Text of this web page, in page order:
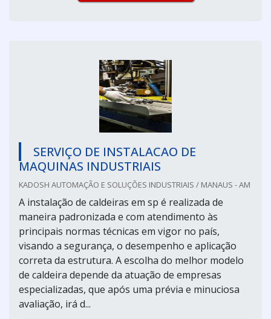
SERVIÇO DE INSTALACAO DE
MAQUINAS INDUSTRIAIS
KADOSH AUTOMAÇÃO E SOLUÇÕES INDUSTRIAIS / MANAUS - AM
A instalação de caldeiras em sp é realizada de
maneira padronizada e com atendimento às
principais normas técnicas em vigor no país,
visando a segurança, o desempenho e aplicação
correta da estrutura. A escolha do melhor modelo
de caldeira depende da atuação de empresas
especializadas, que após uma prévia e minuciosa
avaliação, irá d...